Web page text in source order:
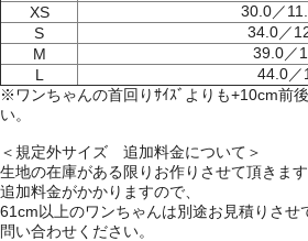
XS
30.0／
S
34.0／
M
39.0／
L
44.0／
※ワンちゃんの首回りｻｲｽﾞよりも+10cm前
い。
＜規定外サイズ 追加料金について＞
生地の在庫がある限りお作りさせて頂きま
追加料金がかかりますので、
61cm以上のワンちゃんは別途お見積りさせ
問い合わせください。